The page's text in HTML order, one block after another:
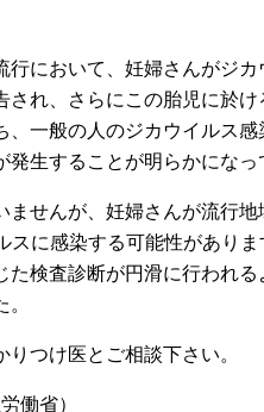
において、妊婦さんがジ
れ、さらにこの胎児に於
一般の人のジカウイルス
生することが明らかになっ
せんが、妊婦さんが流行地
スに感染する可能性があり
た検査診断が円滑に行われ
つけ医とご相談下さい。
働省）